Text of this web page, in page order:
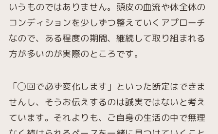
いうものではありません。頭皮の血流や体全体の
コンディションを少しずつ整えていくアプローチ
なので、ある程度の期間、継続して取り組まれる
方が多いのが実際のところです。
「◯回で必ず変化します」といった断定はできま
せんし、そうお伝えするのは誠実ではないと考え
ています。それよりも、ご自身の生活の中で無理